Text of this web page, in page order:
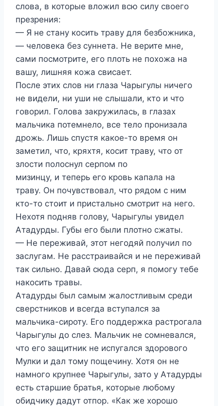
слова, в которые вложил всю силу своего
презрения:
— Я не стану косить траву для безбожника,
— человека без суннета. Не верите мне,
сами посмотрите, его плоть не похожа на
вашу, лишняя кожа свисает.
После этих слов ни глаза Чарыгулы ничего
не видели, ни уши не слышали, кто и что
говорил. Голова закружилась, в глазах
мальчика потемнело, все тело пронизала
дрожь. Лишь спустя какое-то время он
заметил, что, кряхтя, косит траву, что от
злости полоснул серпом по
мизинцу, и теперь его кровь капала на
траву. Он почувствовал, что рядом с ним
кто-то стоит и пристально смотрит на него.
Нехотя подняв голову, Чарыгулы увидел
Атадурды. Губы его были плотно сжаты.
— Не переживай, этот негодяй получил по
заслугам. Не расстраивайся и не переживай
так сильно. Давай сюда серп, я помогу тебе
накосить травы.
Атадурды был самым жалостливым среди
сверстников и всегда вступался за
мальчика-сироту. Его поддержка растрогала
Чарыгулы до слез. Мальчик не сомневался,
что его защитник не испугался здорового
Мулки и дал тому пощечину. Хотя он не
намного крупнее Чарыгулы, зато у Атадурды
есть старшие братья, которые любому
обидчику дадут отпор. «Как же хорошо